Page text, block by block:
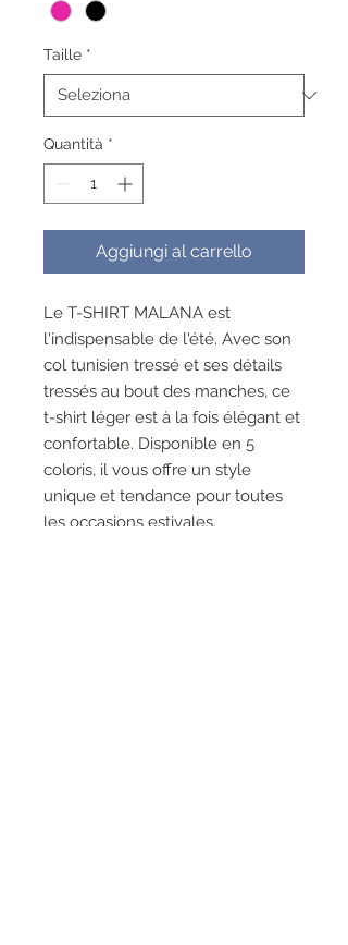
Taille *
Quantità *
Aggiungi al carrello
Le T-SHIRT MALANA est
l'indispensable de l'été. Avec son
col tunisien tressé et ses détails
tressés au bout des manches, ce
t-shirt léger est à la fois élégant et
confortable. Disponible en 5
coloris, il vous offre un style
unique et tendance pour toutes
les occasions estivales.